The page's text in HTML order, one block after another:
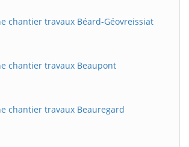
chantier travaux Béard-Géovreissiat
chantier travaux Beaupont
chantier travaux Beauregard